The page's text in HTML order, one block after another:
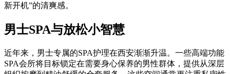
新开机”的清爽感。
男士SPA与放松小智慧
近年来，男士专属的SPA护理在西安渐渐升温。一些高端功能
SPA会所将目标锁定在需要身心保养的男性群体，提供从深层